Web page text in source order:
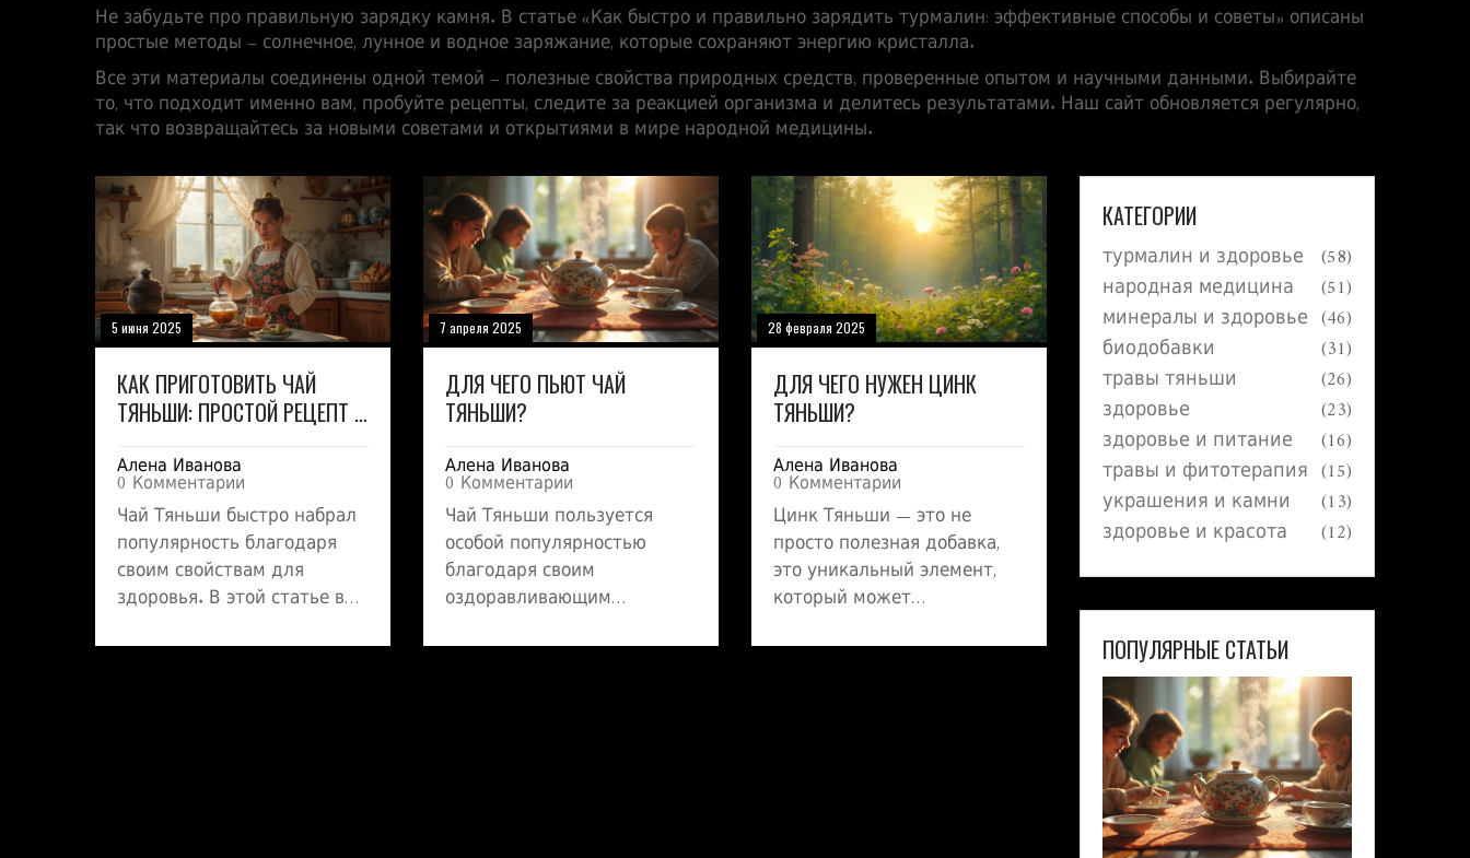
Не забудьте про правильную зарядку камня. В статье «Как быстро и правильно зарядить турмалин: эффективные способы и советы» описаны
простые методы – солнечное, лунное и водное заряжание, которые сохраняют энергию кристалла.
Все эти материалы соединены одной темой – полезные свойства природных средств, проверенные опытом и научными данными. Выбирайте
то, что подходит именно вам, пробуйте рецепты, следите за реакцией организма и делитесь результатами. Наш сайт обновляется регулярно,
так что возвращайтесь за новыми советами и открытиями в мире народной медицины.
5 июня 2025
КАК ПРИГОТОВИТЬ ЧАЙ
ТЯНЬШИ: ПРОСТОЙ РЕЦЕПТ И
Алена Иванова
0 Комментарии
Чай Тяньши быстро набрал
популярность благодаря
своим свойствам для
здоровья. В этой статье вы
заваривать этот чай, чтобы
7 апреля 2025
ДЛЯ ЧЕГО ПЬЮТ ЧАЙ
ТЯНЬШИ?
Алена Иванова
0 Комментарии
Чай Тяньши пользуется
особой популярностью
благодаря своим
оздоравливающим
китайских трав помогает
28 февраля 2025
ДЛЯ ЧЕГО НУЖЕН ЦИНК
ТЯНЬШИ?
Алена Иванова
0 Комментарии
Цинк Тяньши — это не
просто полезная добавка,
это уникальный элемент,
который может
ваше самочувствие. Многие
КАТЕГОРИИ
турмалин и здоровье (58)
народная медицина (51)
минералы и здоровье (46)
биодобавки (31)
травы тяньши (26)
здоровье (23)
здоровье и питание (16)
травы и фитотерапия (15)
украшения и камни (13)
здоровье и красота (12)
ПОПУЛЯРНЫЕ СТАТЬИ